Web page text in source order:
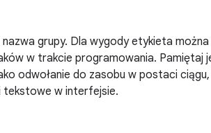
grupy. Dla wygody etykieta
w trakcie programowania. Pamiętaj
odwołanie do zasobu w postaci
tekstowe w interfejsie.